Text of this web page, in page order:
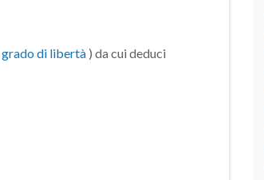
grado di libertà ) da cui deduci